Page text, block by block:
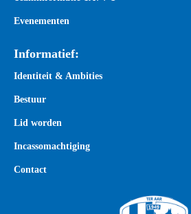
Evenementen
Informatief:
Identiteit & Ambities
Bestuur
Lid worden
Incassomachtiging
Contact